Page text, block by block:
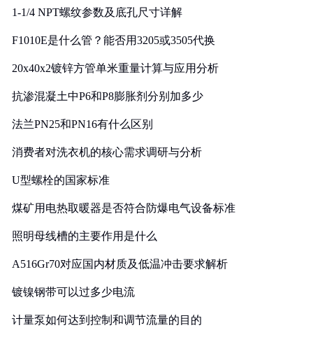
1-1/4 NPT螺纹参数及底孔尺寸详解
F1010E是什么管？能否用3205或3505代换
20x40x2镀锌方管单米重量计算与应用分析
抗渗混凝土中P6和P8膨胀剂分别加多少
法兰PN25和PN16有什么区别
消费者对洗衣机的核心需求调研与分析
U型螺栓的国家标准
煤矿用电热取暖器是否符合防爆电气设备标准
照明母线槽的主要作用是什么
A516Gr70对应国内材质及低温冲击要求解析
镀镍钢带可以过多少电流
计量泵如何达到控制和调节流量的目的